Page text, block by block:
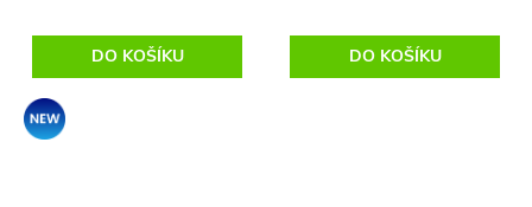
DO KOŠÍKU DO KOŠÍKU
Akce